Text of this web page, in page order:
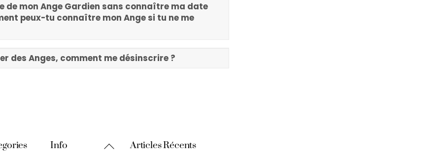
de mon Ange Gardien sans connaître ma date
peux-tu connaître mon Ange si tu ne me
des Anges, comment me désinscrire ?
Back
Info Articles Récents